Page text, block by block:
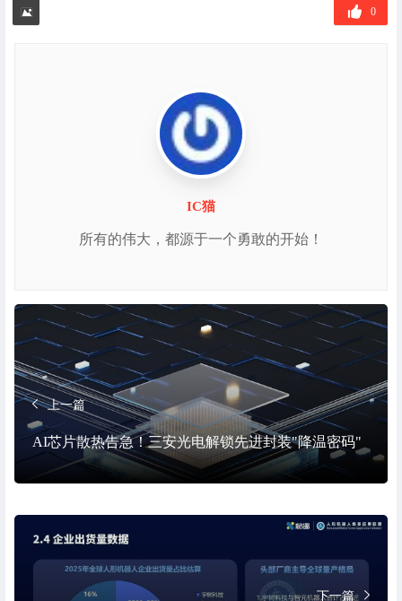
0
IC猫
所有的伟大，都源于一个勇敢的开始！
上一篇
AI芯片散热告急！三安光电解锁先进封装"降温密码"
下一篇